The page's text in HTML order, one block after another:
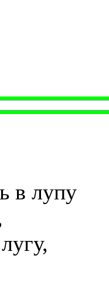
в лупу